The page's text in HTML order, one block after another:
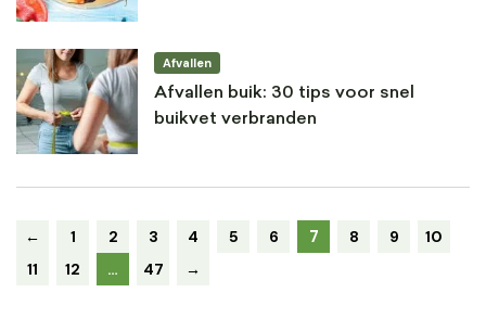
Afvallen
Afvallen buik: 30 tips voor snel
buikvet verbranden
← 1 2 3 4 5 6 7 8 9
10
11
12 … 47 →